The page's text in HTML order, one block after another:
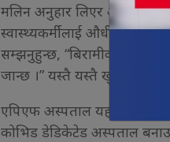
मलिन अनुहार लिएर आएका
स्वास्थ्यकर्मीलाई औधी खुशी
सम्झनुहुन्छ, “बिरामीका मुहारमा
जान्छ ।” यस्तै यस्तै खुशी छाउने
एपिएफ अस्पताल यहाँसम्म
कोभिड डेडिकेटेड अस्पताल